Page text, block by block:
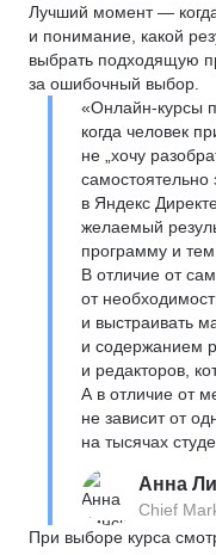
Лучший момент —
и понимание, какой
выбрать подходящую
за ошибочный выбор.
«Онлайн-курсы
когда человек
не „хочу
самостоятельно
в Яндекс
желаемый
программу и
В отличие от
от
и выстраивать
и содержанием
и редакторов,
А в отличие от
не зависит от
на тысячах
Анна
Chief
При выборе курса